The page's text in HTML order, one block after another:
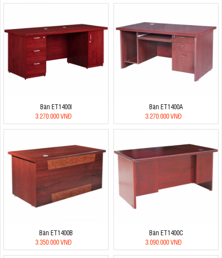
Bàn ET1400I
3.270.000 VNĐ
Bàn ET1400A
3.270.000 VNĐ
Bàn ET1400B
3.350.000 VNĐ
Bàn ET1400C
3.090.000 VNĐ